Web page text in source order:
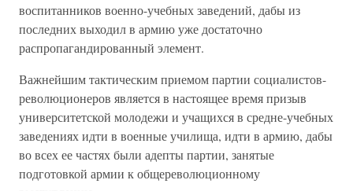
воспитанников военно-учебных заведений, дабы из
последних выходил в армию уже достаточно
распропагандированный элемент.
Важнейшим тактическим приемом партии социалистов-
революционеров является в настоящее время призыв
университетской молодежи и учащихся в средне-учебных
заведениях идти в военные училища, идти в армию, дабы
во всех ее частях были адепты партии, занятые
подготовкой армии к общереволюционному